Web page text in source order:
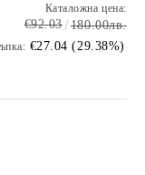
Каталожна цена:
€92.03 180.00лв.
€27.04 (29.38%)